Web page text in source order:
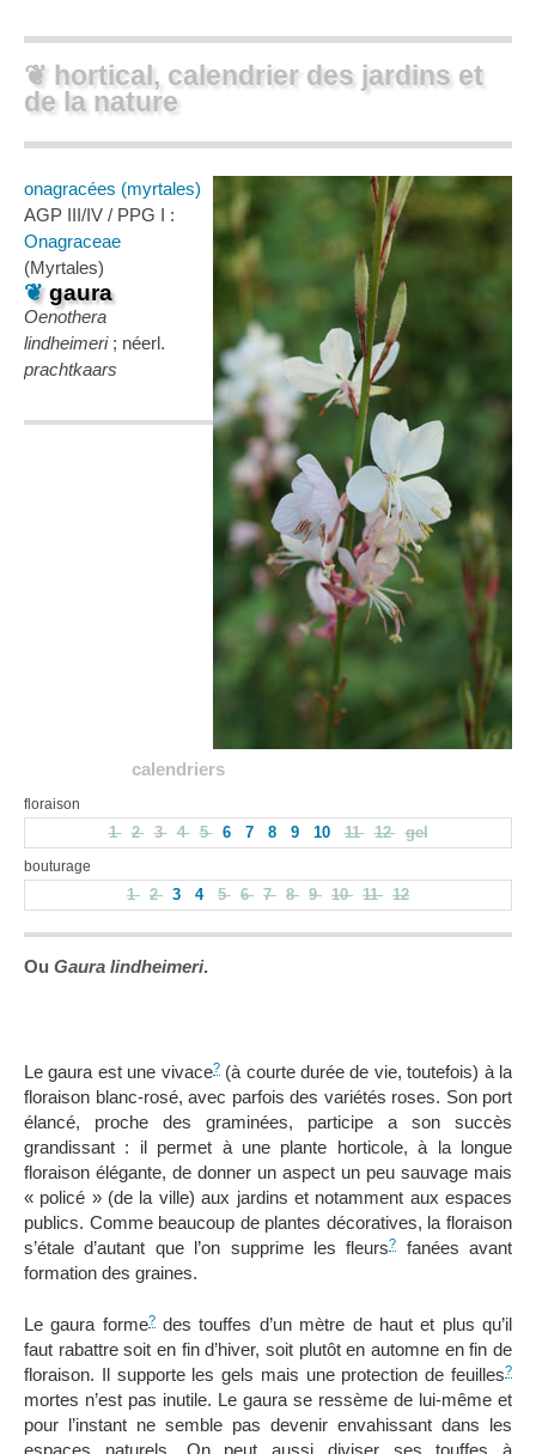
❦ hortical, calendrier des jardins et
de la nature
onagracées (myrtales)
AGP III/IV / PPG I :
Onagraceae
(Myrtales)
❦gaura
Oenothera
lindheimeri; néerl.
prachtkaars
calendriers
floraison
1 2 3 4 5 6 7 8 9 10 11 12 gel
bouturage
1 2 3 4 5 6 7 8 9 10 11 12
Ou Gaura lindheimeri.
Le gaura est une vivace?(à courte durée de vie, toutefois) à la
floraison blanc-rosé, avec parfois des variétés roses. Son port
élancé, proche des graminées, participe a son succès
grandissant : il permet à une plante horticole, à la longue
floraison élégante, de donner un aspect un peu sauvage mais
« policé » (de la ville) aux jardins et notamment aux espaces
publics. Comme beaucoup de plantes décoratives, la floraison
s’étale d’autant que l’on supprime les fleurs?
fanées avant
formation des graines.
Le gaura forme?des touffes d’un mètre de haut et plus qu’il
faut rabattre soit en fin d’hiver, soit plutôt en automne en fin de
floraison. Il supporte les gels mais une protection de feuilles?
mortes n’est pas inutile. Le gaura se ressème de lui-même et
pour l’instant ne semble pas devenir envahissant dans les